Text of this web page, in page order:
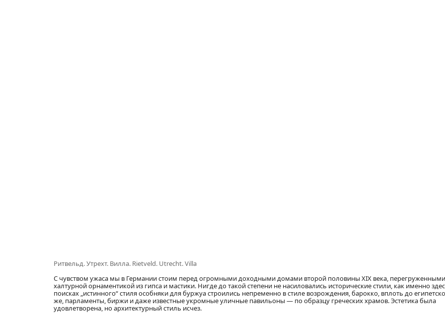
Ритвельд. Утрехт. Вилла. Rietveld. Utrecht.Villa
С чувством ужаса мы в Германии стоим перед огромными доходными домами второй половины XIX века, перегруженными
халтурной орнаментикой из гипса и мастики. Нигде до такой степени не насиловались исторические стили, как именно
поисках „истинного“ стиля особняки для буржуа строились непременно в стиле возрождения, барокко, вплоть до
же, парламенты, биржи и даже известные укромные уличные павильоны — по образцу греческих храмов. Эстетика была
удовлетворена, но архитектурный стиль исчез.